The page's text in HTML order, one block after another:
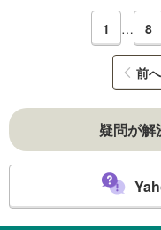
1 … 8
前へ
疑問が